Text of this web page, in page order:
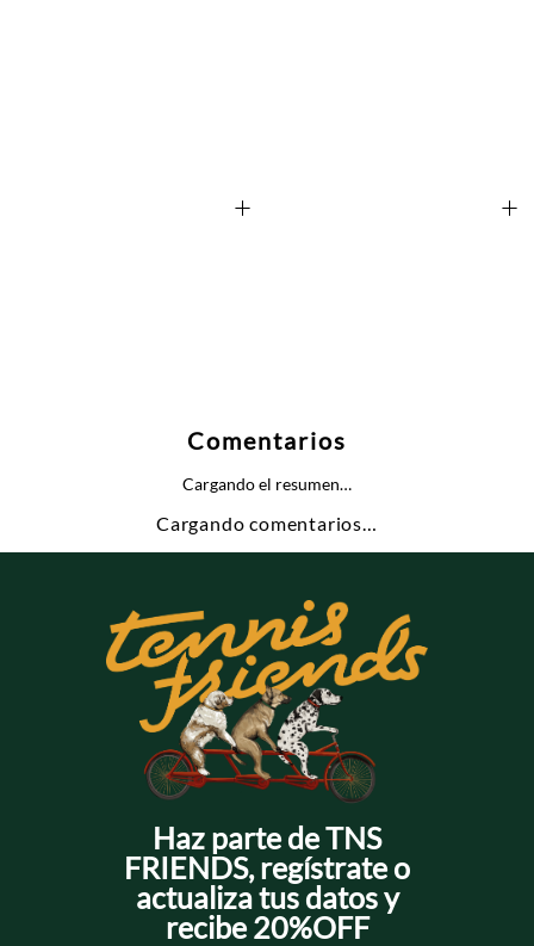
+ +
Comentarios
Cargando el resumen…
Cargando comentarios…
Haz parte de TNS
FRIENDS, regístrate o
actualiza tus datos y
recibe 20%OFF